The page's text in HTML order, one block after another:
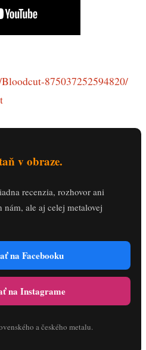
875037252594820/
v obraze.
recenzia, rozhovor ani
ale aj celej metalovej
na Facebooku
na Instagrame
a českého metalu.